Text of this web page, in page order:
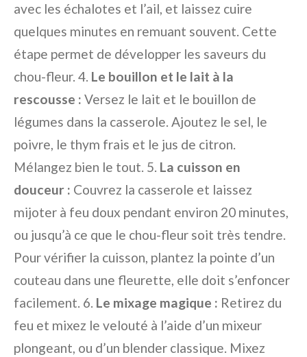
avec les échalotes et l’ail, et laissez cuire
quelques minutes en remuant souvent. Cette
étape permet de développer les saveurs du
chou-fleur. 4. Le bouillon et le lait à la
rescousse : Versez le lait et le bouillon de
légumes dans la casserole. Ajoutez le sel, le
poivre, le thym frais et le jus de citron.
Mélangez bien le tout. 5. La cuisson en
douceur : Couvrez la casserole et laissez
mijoter à feu doux pendant environ 20 minutes,
ou jusqu’à ce que le chou-fleur soit très tendre.
Pour vérifier la cuisson, plantez la pointe d’un
couteau dans une fleurette, elle doit s’enfoncer
facilement. 6. Le mixage magique : Retirez du
feu et mixez le velouté à l’aide d’un mixeur
plongeant, ou d’un blender classique. Mixez